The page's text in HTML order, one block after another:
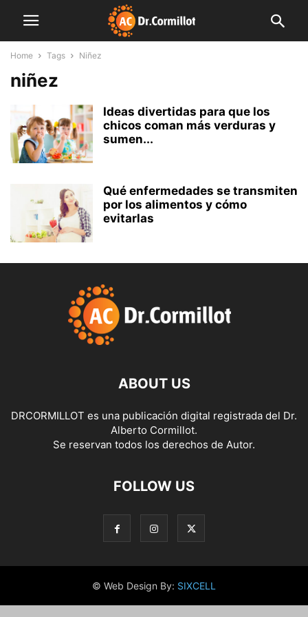
Home Tags Niñez
niñez
Ideas divertidas para que los
chicos coman más verduras y
sumen...
Qué enfermedades se transmiten
por los alimentos y cómo
evitarlas
ABOUT US
DRCORMILLOT es una publicación digital registrada del Dr.
Alberto Cormillot.
Se reservan todos los derechos de Autor.
FOLLOW US
© Web Design By: SIXCELL